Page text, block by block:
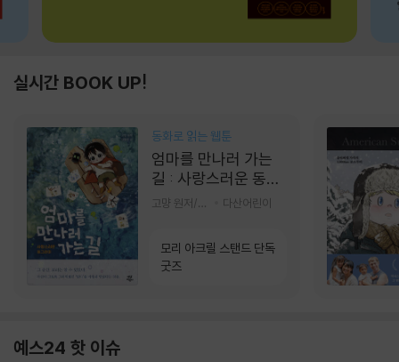
실시간 BOOK UP!
동화로 읽는 웹툰
엄마를 만나러 가는
길 : 사랑스러운 동그
라미
다산어린이
모리 아크릴 스탠드 단독
굿즈
예스24 핫 이슈